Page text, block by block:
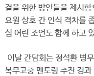
결을 위한 방안들을 제시
요원 상호 간 인식 격차를
심 어린 조언도 함께 하고
이날 간담회는 정석환 병
복무고충 멘토링 추진 경